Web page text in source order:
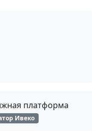
платформа
Ивеко